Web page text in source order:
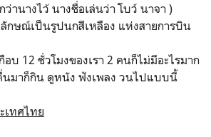
านางไว้ นางชื่อเล่นว่า โบว์ นาจา )
กษณ์เป็นรูปนกสีเหลือง แห่งสายการบิน
อบ 12 ชั่วโมงของเรา 2 คนก็ไม่มีอะไรมาก
มาก็กิน ดูหนัง ฟังเพลง วนไปแบบนี้
เทศไทย